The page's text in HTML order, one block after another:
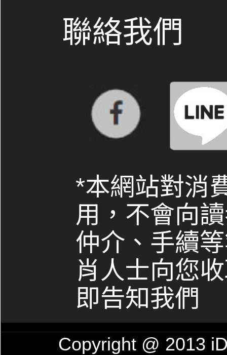
聯絡我們
*本網站對消
用，不會向
仲介、手續
肖人士向您
即告知我們
Copyright @ 2013